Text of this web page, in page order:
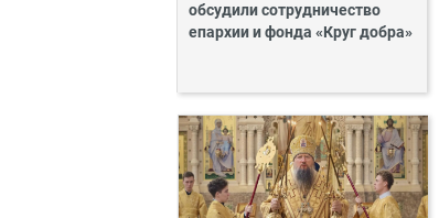
обсудили сотрудничество
епархии и фонда «Круг добра»